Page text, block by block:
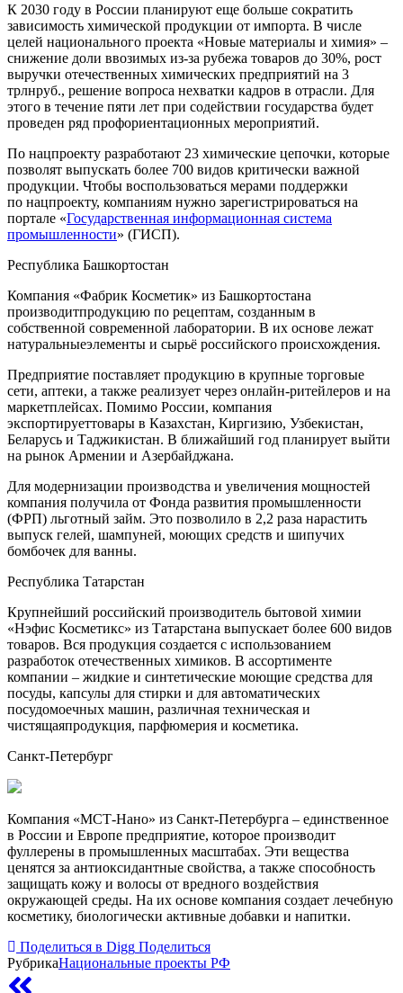
К 2030 году в России планируют еще больше сократить
зависимость химической продукции от импорта. В числе
целей национального проекта «Новые материалы и химия» –
снижение доли ввозимых из-за рубежа товаров до 30%, рост
выручки отечественных химических предприятий на 3
трлнруб., решение вопроса нехватки кадров в отрасли. Для
этого в течение пяти лет при содействии государства будет
проведен ряд профориентационных мероприятий.
По нацпроекту разработают 23 химические цепочки, которые
позволят выпускать более 700 видов критически важной
продукции. Чтобы воспользоваться мерами поддержки
по нацпроекту, компаниям нужно зарегистрироваться на
портале «Государственная информационная система
промышленности» (ГИСП).
Республика Башкортостан
Компания «Фабрик Косметик» из Башкортостана
производитпродукцию по рецептам, созданным в
собственной современной лаборатории. В их основе лежат
натуральныеэлементы и сырьё российского происхождения.
Предприятие поставляет продукцию в крупные торговые
сети, аптеки, а также реализует через онлайн-ритейлеров и на
маркетплейсах. Помимо России, компания
экспортируеттовары в Казахстан, Киргизию, Узбекистан,
Беларусь и Таджикистан. В ближайший год планирует выйти
на рынок Армении и Азербайджана.
Для модернизации производства и увеличения мощностей
компания получила от Фонда развития промышленности
(ФРП) льготный займ. Это позволило в 2,2 раза нарастить
выпуск гелей, шампуней, моющих средств и шипучих
бомбочек для ванны.
Республика Татарстан
Крупнейший российский производитель бытовой химии
«Нэфис Косметикс» из Татарстана выпускает более 600 видов
товаров. Вся продукция создается с использованием
разработок отечественных химиков. В ассортименте
компании – жидкие и синтетические моющие средства для
посуды, капсулы для стирки и для автоматических
посудомоечных машин, различная техническая и
чистящаяпродукция, парфюмерия и косметика.
Санкт-Петербург
Компания «МСТ-Нано» из Санкт-Петербурга – единственное
в России и Европе предприятие, которое производит
фуллерены в промышленных масштабах. Эти вещества
ценятся за антиоксидантные свойства, а также способность
защищать кожу и волосы от вредного воздействия
окружающей среды. На их основе компания создает лечебную
косметику, биологически активные добавки и напитки.
Поделиться в Digg Поделиться
РубрикаНациональные проекты РФ